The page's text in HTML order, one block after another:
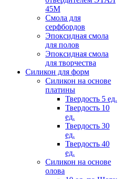
45М
Смола для
серфбордов
Эпоксидная смола
для полов
Эпоксидная смола
для творчества
Силикон для форм
Силикон на основе
платины
Твердость 5 ед.
Твердость 10
ед.
Твердость 30
ед.
Твердость 40
ед.
Силикон на основе
олова